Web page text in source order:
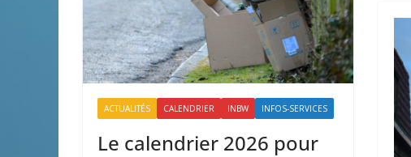
ACTUALITÉS CALENDRIER INBW INFOS-SERVICES
Le calendrier 2026 pour